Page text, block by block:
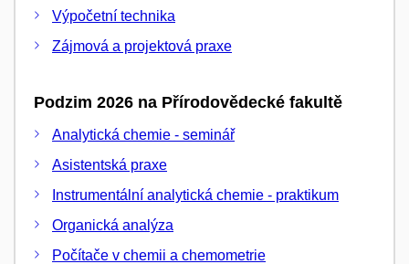
Výpočetní technika
Zájmová a projektová praxe
Podzim 2026 na Přírodovědecké fakultě
Analytická chemie - seminář
Asistentská praxe
Instrumentální analytická chemie - praktikum
Organická analýza
Počítače v chemii a chemometrie